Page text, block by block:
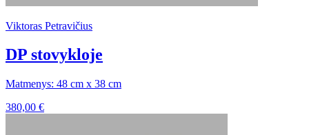
Viktoras Petravičius
DP stovykloje
Matmenys: 48 cm x 38 cm
380,00 €